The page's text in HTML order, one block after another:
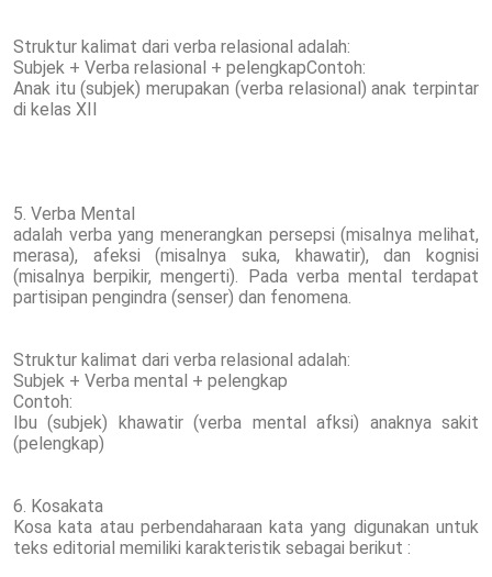
Struktur kalimat dari verba relasional adalah:
Subjek + Verba relasional + pelengkapContoh:
Anak itu (subjek) merupakan (verba relasional) anak terpintar
di kelas XII
5. Verba Mental
adalah verba yang menerangkan persepsi (misalnya melihat,
merasa), afeksi (misalnya suka, khawatir), dan kognisi
(misalnya berpikir, mengerti). Pada verba mental terdapat
partisipan pengindra (senser) dan fenomena.
Struktur kalimat dari verba relasional adalah:
Subjek + Verba mental + pelengkap
Contoh:
Ibu (subjek) khawatir (verba mental afksi) anaknya sakit
(pelengkap)
6. Kosakata
Kosa kata atau perbendaharaan kata yang digunakan untuk
teks editorial memiliki karakteristik sebagai berikut :